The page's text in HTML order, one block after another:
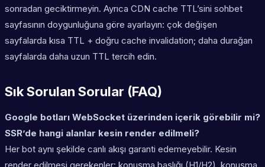
sonradan geciktirmeyin. Ayrıca CDN cache TTL’sini sohbet
sayfasının doygunluğuna göre ayarlayın: çok değişen
sayfalarda kısa TTL + doğru cache invalidation; daha durağan
sayfalarda daha uzun TTL tercih edin.
Sık Sorulan Sorular (FAQ)
Google botları WebSocket üzerinden içerik görebilir mi?
SSR’de hangi alanlar kesin render edilmeli?
Her bot aynı şekilde canlı akışı garanti edemeyebilir. Kesin